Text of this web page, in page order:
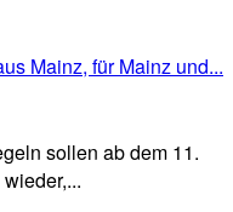
sollen ab dem 11.